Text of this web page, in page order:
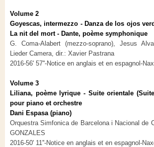
Volume 2
Goyescas, intermezzo - Danza de los ojos
La nit del mort - Dante, poème symphonique
G. Coma-Alabert (mezzo-soprano), Jesus
Lieder Camera, dir.: Xavier Pastrana
2016-56' 57''-Notice en anglais et en espagnol-
Volume 3
Liliana, poème lyrique - Suite orientale
pour piano et orchestre
Dani Espasa (piano)
Orquestra Simfonica de Barcelona i Nacional de
GONZALES
2016-50' 11''-Notice en anglais et en espagnol-